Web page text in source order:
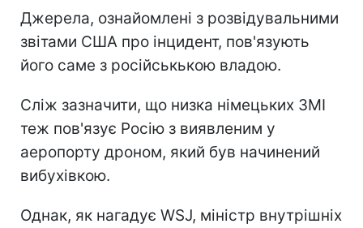
Джерела, ознайомлені з розвідувальними
звітами США про інцидент, пов'язують
його саме з російськькою владою.
Сліж зазначити, що низка німецьких ЗМІ
теж пов'язує Росію з виявленим у
аеропорту дроном, який був начинений
вибухівкою.
Однак, як нагадує WSJ, міністр внутрішніх